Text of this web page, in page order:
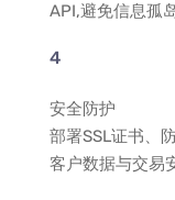
API,避免信息孤岛
安全防护
部署SSL证书、
客户数据与交易